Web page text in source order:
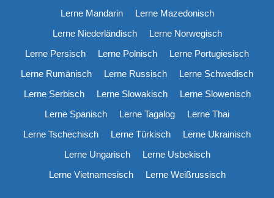
Lerne Mandarin
Lerne Mazedonisch
Lerne Niederländisch
Lerne Norwegisch
Lerne Persisch
Lerne Polnisch
Lerne Portugiesisch
Lerne Rumänisch
Lerne Russisch
Lerne Schwedisch
Lerne Serbisch
Lerne Slowakisch
Lerne Slowenisch
Lerne Spanisch
Lerne Tagalog
Lerne Thai
Lerne Tschechisch
Lerne Türkisch
Lerne Ukrainisch
Lerne Ungarisch
Lerne Usbekisch
Lerne Vietnamesisch
Lerne Weißrussisch